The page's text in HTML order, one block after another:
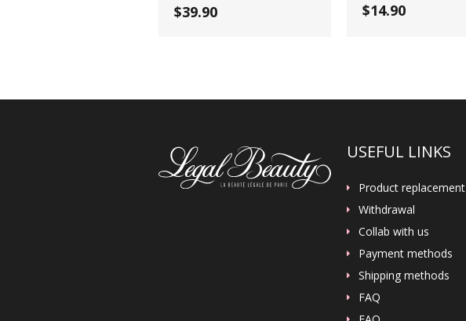
$39.90 $14.90
USEFUL LINKS
Product replacement
Withdrawal
Collab with us
Payment methods
Shipping methods
FAQ